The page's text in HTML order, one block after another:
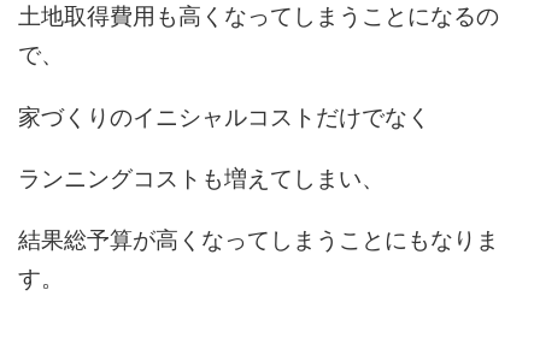
土地取得費用も高くなってしまうことになるの
で、
家づくりのイニシャルコストだけでなく
ランニングコストも増えてしまい、
結果総予算が高くなってしまうことにもなりま
す。